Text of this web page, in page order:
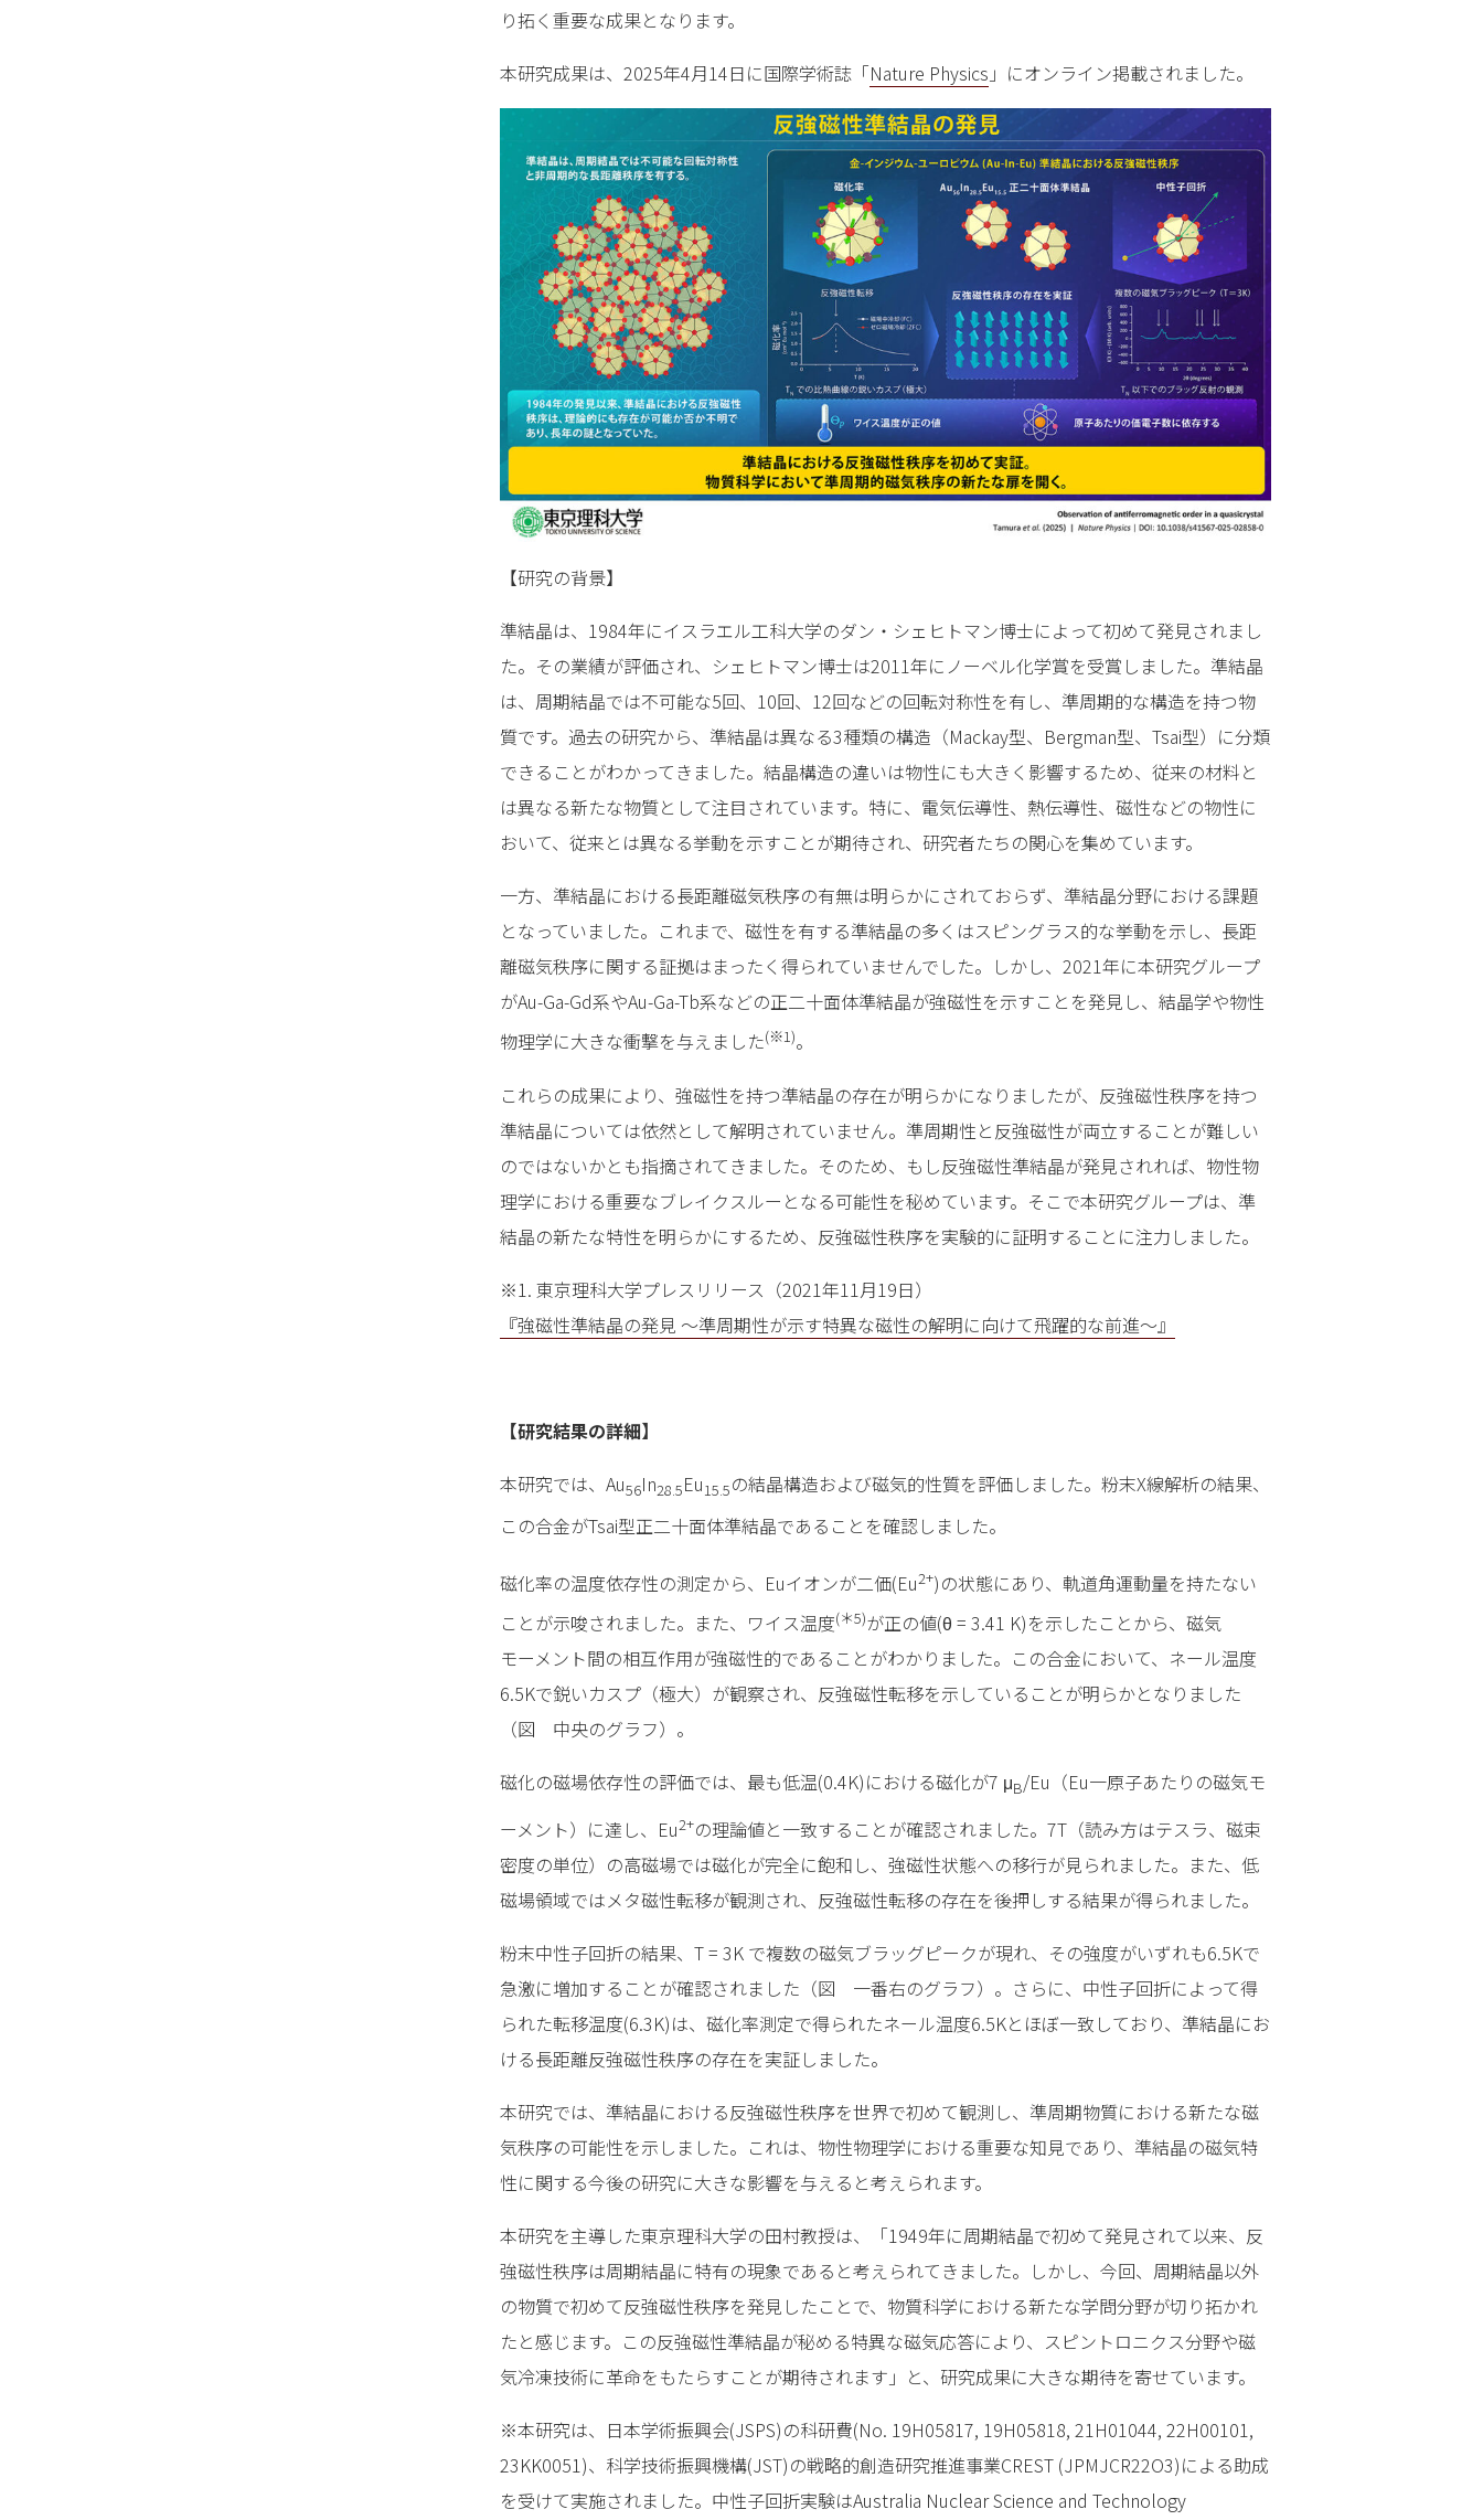
り拓く重要な成果となります。
本研究成果は、2025年4月14日に国際学術誌「Nature Physics 」にオンライン掲載されました。
【研究の背景】
準結晶は、1984年にイスラエル工科大学のダン・シェヒトマン博士によって初めて発見されまし
た。その業績が評価され、シェヒトマン博士は2011年にノーベル化学賞を受賞しました。準結晶
は、周期結晶では不可能な5回、10回、12回などの回転対称性を有し、準周期的な構造を持つ物
質です。過去の研究から、準結晶は異なる3種類の構造（Mackay型、Bergman型、Tsai型）に分類
できることがわかってきました。結晶構造の違いは物性にも大きく影響するため、従来の材料と
は異なる新たな物質として注目されています。特に、電気伝導性、熱伝導性、磁性などの物性に
おいて、従来とは異なる挙動を示すことが期待され、研究者たちの関心を集めています。
一方、準結晶における長距離磁気秩序の有無は明らかにされておらず、準結晶分野における課題
となっていました。これまで、磁性を有する準結晶の多くはスピングラス的な挙動を示し、長距
離磁気秩序に関する証拠はまったく得られていませんでした。しかし、2021年に本研究グループ
がAu-Ga-Gd系やAu-Ga-Tb系などの正二十面体準結晶が強磁性を示すことを発見し、結晶学や物性
物理学に大きな衝撃を与えました(※1)。
これらの成果により、強磁性を持つ準結晶の存在が明らかになりましたが、反強磁性秩序を持つ
準結晶については依然として解明されていません。準周期性と反強磁性が両立することが難しい
のではないかとも指摘されてきました。そのため、もし反強磁性準結晶が発見されれば、物性物
理学における重要なブレイクスルーとなる可能性を秘めています。そこで本研究グループは、準
結晶の新たな特性を明らかにするため、反強磁性秩序を実験的に証明することに注力しました。
※1. 東京理科大学プレスリリース（2021年11月19日）
『強磁性準結晶の発見 ～準周期性が示す特異な磁性の解明に向けて飛躍的な前進～』
【研究結果の詳細】
本研究では、Au56In28.5Eu15.5の結晶構造および磁気的性質を評価しました。粉末X線解析の結果、
この合金がTsai型正二十面体準結晶であることを確認しました。
磁化率の温度依存性の測定から、Euイオンが二価(Eu2+)の状態にあり、軌道角運動量を持たない
ことが示唆されました。また、ワイス温度(＊5)が正の値(θ = 3.41 K)を示したことから、磁気
モーメント間の相互作用が強磁性的であることがわかりました。この合金において、ネール温度
6.5Kで鋭いカスプ（極大）が観察され、反強磁性転移を示していることが明らかとなりました
（図 中央のグラフ）。
磁化の磁場依存性の評価では、最も低温(0.4K)における磁化が7 μB/Eu（Eu一原子あたりの磁気モ
ーメント）に達し、Eu2+の理論値と一致することが確認されました。7T（読み方はテスラ、磁束
密度の単位）の高磁場では磁化が完全に飽和し、強磁性状態への移行が見られました。また、低
磁場領域ではメタ磁性転移が観測され、反強磁性転移の存在を後押しする結果が得られました。
粉末中性子回折の結果、T = 3K で複数の磁気ブラッグピークが現れ、その強度がいずれも6.5Kで
急激に増加することが確認されました（図 一番右のグラフ）。さらに、中性子回折によって得
られた転移温度(6.3K)は、磁化率測定で得られたネール温度6.5Kとほぼ一致しており、準結晶にお
ける長距離反強磁性秩序の存在を実証しました。
本研究では、準結晶における反強磁性秩序を世界で初めて観測し、準周期物質における新たな磁
気秩序の可能性を示しました。これは、物性物理学における重要な知見であり、準結晶の磁気特
性に関する今後の研究に大きな影響を与えると考えられます。
本研究を主導した東京理科大学の田村教授は、「1949年に周期結晶で初めて発見されて以来、反
強磁性秩序は周期結晶に特有の現象であると考えられてきました。しかし、今回、周期結晶以外
の物質で初めて反強磁性秩序を発見したことで、物質科学における新たな学問分野が切り拓かれ
たと感じます。この反強磁性準結晶が秘める特異な磁気応答により、スピントロニクス分野や磁
気冷凍技術に革命をもたらすことが期待されます」と、研究成果に大きな期待を寄せています。
※本研究は、日本学術振興会(JSPS)の科研費(No. 19H05817, 19H05818, 21H01044, 22H00101,
23KK0051)、科学技術振興機構(JST)の戦略的創造研究推進事業CREST (JPMJCR22O3)による助成
を受けて実施されました。中性子回折実験はAustralia Nuclear Science and Technology